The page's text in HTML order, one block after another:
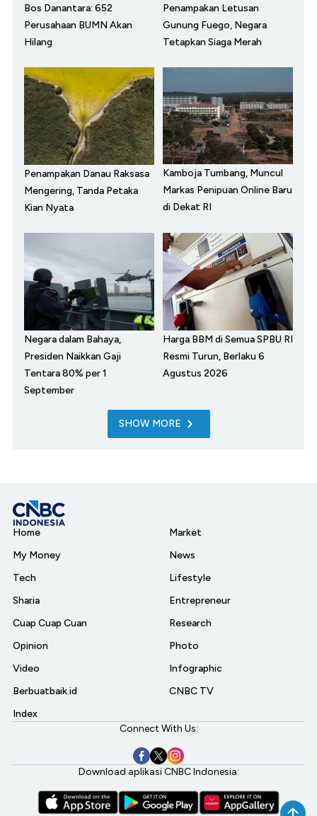
Bos Danantara: 652
Perusahaan BUMN Akan
Hilang
Penampakan Letusan
Gunung Fuego, Negara
Tetapkan Siaga Merah
Penampakan Danau Raksasa
Mengering, Tanda Petaka
Kian Nyata
Kamboja Tumbang, Muncul
Markas Penipuan Online Baru
di Dekat RI
Negara dalam Bahaya,
Presiden Naikkan Gaji
Tentara 80% per 1
September
Harga BBM di Semua SPBU RI
Resmi Turun, Berlaku 6
Agustus 2026
SHOW MORE
Home
My Money
Tech
Sharia
Cuap Cuap Cuan
Opinion
Video
Berbuatbaik.id
Index
Market
News
Lifestyle
Entrepreneur
Research
Photo
Infographic
CNBC TV
Connect With Us:
Download aplikasi CNBC Indonesia: